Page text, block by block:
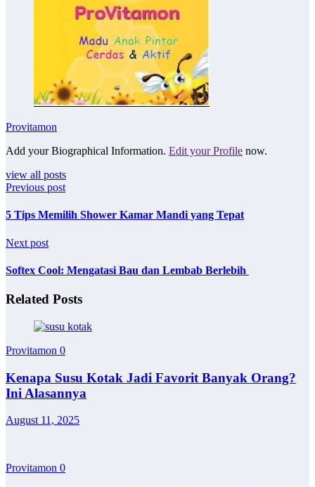
Provitamon
Add your Biographical Information. Edit your Profile now.
view all posts
Previous post
5 Tips Memilih Shower Kamar Mandi yang Tepat
Next post
Softex Cool: Mengatasi Bau dan Lembab Berlebih
Related Posts
Provitamon 0
Kenapa Susu Kotak Jadi Favorit Banyak Orang?
Ini Alasannya
August 11, 2025
Provitamon 0